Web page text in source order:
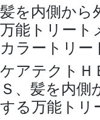
髪を内側から
万能トリート
カラートリー
ケアテクトＨ
Ｓ、髪を内
する万能トリ